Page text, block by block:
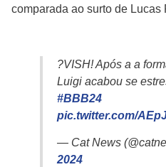
comparada ao surto de Lucas
?VISH! Após a a
Luigi acabou se
#BBB24
pic.twitter.com/
— Cat News
2024